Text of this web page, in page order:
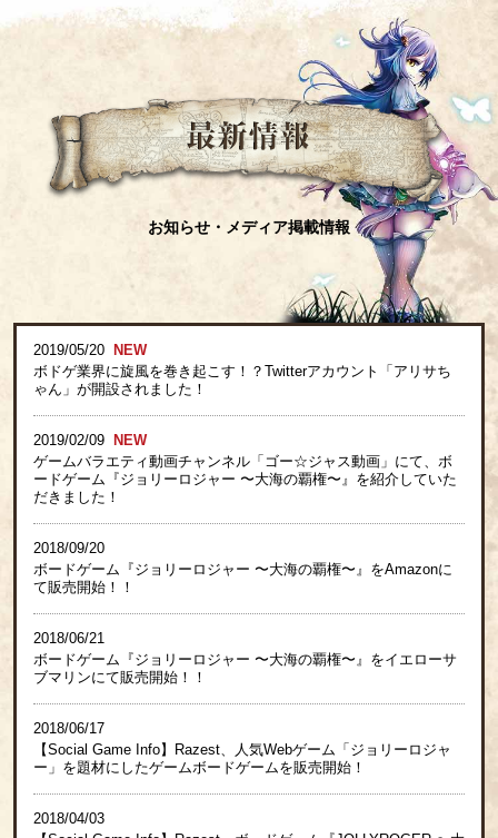
お知らせ・メディア掲載情報
2019/05/20
ボドゲ業界に旋風を巻き起こす！？Twitterアカウント「アリサち
ゃん」が開設されました！
2019/02/09
ゲームバラエティ動画チャンネル「ゴー☆ジャス動画」にて、ボ
ードゲーム『ジョリーロジャー 〜大海の覇権〜』を紹介していた
だきました！
2018/09/20
ボードゲーム『ジョリーロジャー 〜大海の覇権〜』をAmazonに
て販売開始！！
2018/06/21
ボードゲーム『ジョリーロジャー 〜大海の覇権〜』をイエローサ
ブマリンにて販売開始！！
2018/06/17
【Social Game Info】Razest、人気Webゲーム「ジョリーロジャ
ー」を題材にしたゲームボードゲームを販売開始！
2018/04/03